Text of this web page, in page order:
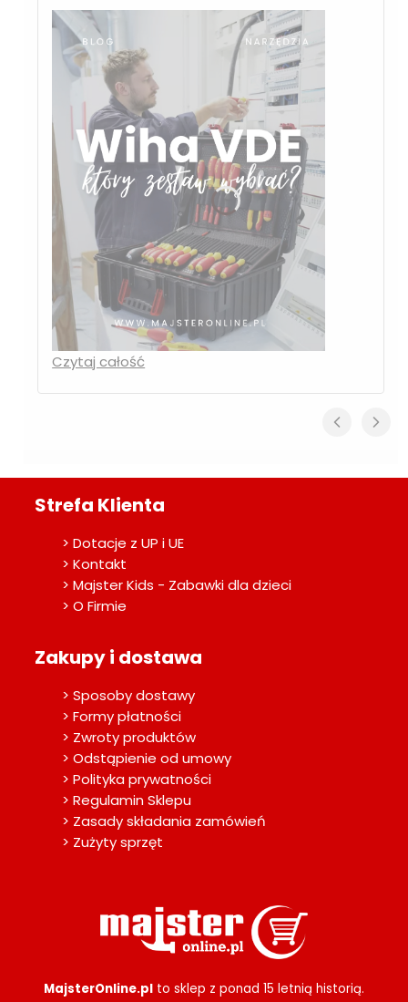
Czytaj całość
Strefa Klienta
> Dotacje z UP i UE
> Kontakt
> Majster Kids - Zabawki dla dzieci
> O Firmie
Zakupy i dostawa
> Sposoby dostawy
> Formy płatności
> Zwroty produktów
> Odstąpienie od umowy
> Polityka prywatności
> Regulamin Sklepu
> Zasady składania zamówień
> Zużyty sprzęt
MajsterOnline.pl to sklep z ponad 15 letnią historią.